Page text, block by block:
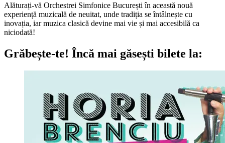
Alăturați-vă Orchestrei Simfonice București în această nouă
experiență muzicală de neuitat, unde tradiția se întâlnește cu
inovația, iar muzica clasică devine mai vie și mai accesibilă ca
niciodată!
Grăbește-te! Încă mai găsești bilete la: